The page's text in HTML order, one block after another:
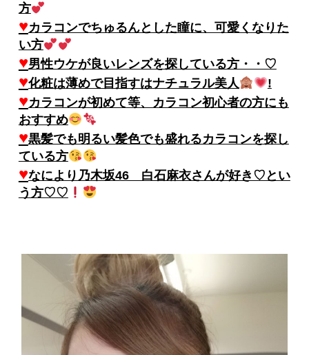
方
♥カラコンでちゅるんとした瞳に、可愛くなりた
い方
♥男性ウケが良いレンズを探している方・・♡
♥化粧は薄めで目指すはナチュラル美人 !
♥カラコンが初めて等、カラコン初心者の方にも
おすすめ
♥黒髪でも明るい髪色でも盛れるカラコンを探し
ている方
♥なにより乃木坂46 白石麻衣さんが好き♡とい
う方♡♡